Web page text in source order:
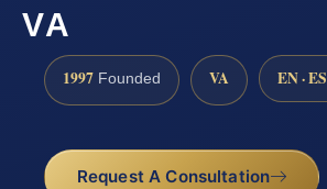
VA
1997 Founded VA EN · ES
Request A Consultation